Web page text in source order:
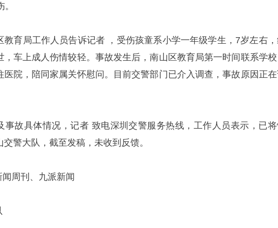
教育局工作人员告诉记者 ，受伤孩童系小学一年级学生，7岁左右
，车上成人伤情较轻。事故发生后，南山区教育局第一时间联系学
医院，陪同家属关怀慰问。目前交警部门已介入调查，事故原因正
事故具体情况，记者 致电深圳交警服务热线，工作人员表示，已
交警大队，截至发稿，未收到反馈。
周刊、九派新闻